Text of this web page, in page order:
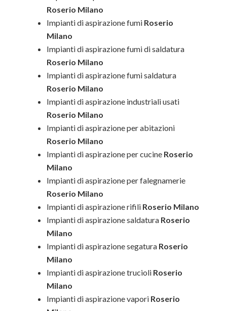
Roserio Milano
Impianti di aspirazione fumi Roserio
Milano
Impianti di aspirazione fumi di saldatura
Roserio Milano
Impianti di aspirazione fumi saldatura
Roserio Milano
Impianti di aspirazione industriali usati
Roserio Milano
Impianti di aspirazione per abitazioni
Roserio Milano
Impianti di aspirazione per cucine Roserio
Milano
Impianti di aspirazione per falegnamerie
Roserio Milano
Impianti di aspirazione rifili Roserio Milano
Impianti di aspirazione saldatura Roserio
Milano
Impianti di aspirazione segatura Roserio
Milano
Impianti di aspirazione trucioli Roserio
Milano
Impianti di aspirazione vapori Roserio